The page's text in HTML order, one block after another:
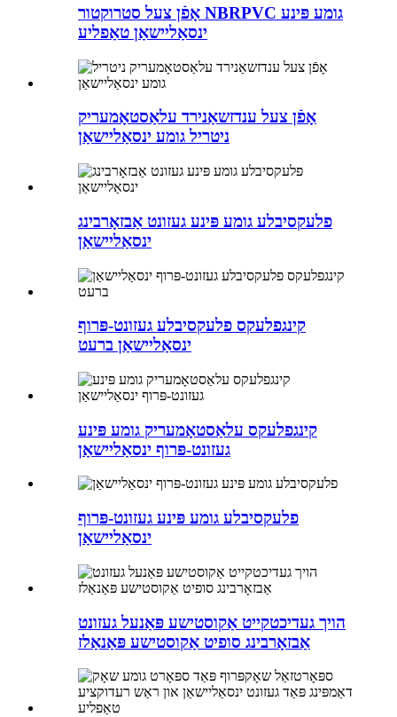
אָפֿן צעל סטרוקטור NBRPVC גומע פּינע
ינסאַליישאַן טאַפליע
אָפֿן צעל ענדזשאַנירד עלאַסטאָמעריק
ניטריל גומע ינסאַליישאַן
פלעקסיבלע גומע פּינע געזונט אַבזאָרבינג
ינסאַליישאַן
קינגפלעקס פלעקסיבלע געזונט-פּרוף
ינסאַליישאַן ברעט
קינגפלעקס עלאַסטאָמעריק גומע פּינע
געזונט-פּרוף ינסאַליישאַן
פלעקסיבלע גומע פּינע געזונט-פּרוף
ינסאַליישאַן
הויך געדיכטקייט אַקוסטישע פּאַנעל געזונט
אַבזאָרבינג סופיט אַקוסטישע פּאַנאַלז